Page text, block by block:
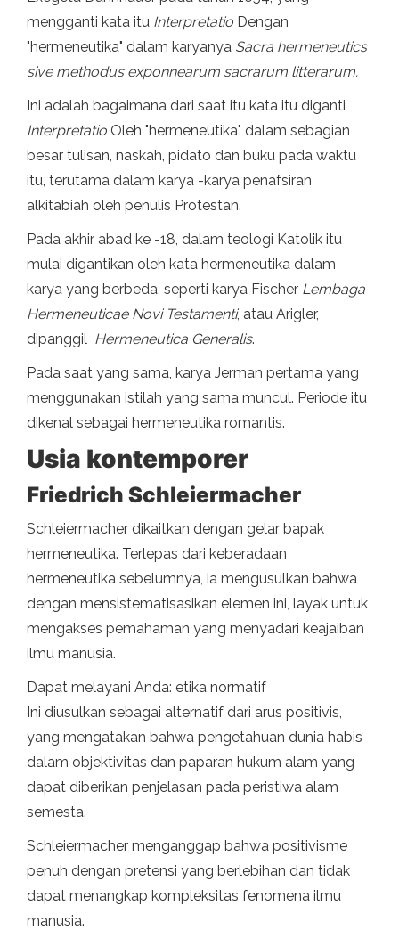
mengganti kata itu Interpretatio Dengan
"hermeneutika" dalam karyanya Sacra hermeneutics
sive methodus exponnearum sacrarum litterarum.
Ini adalah bagaimana dari saat itu kata itu diganti
Interpretatio Oleh "hermeneutika" dalam sebagian
besar tulisan, naskah, pidato dan buku pada waktu
itu, terutama dalam karya -karya penafsiran
alkitabiah oleh penulis Protestan.
Pada akhir abad ke -18, dalam teologi Katolik itu
mulai digantikan oleh kata hermeneutika dalam
karya yang berbeda, seperti karya Fischer Lembaga
Hermeneuticae Novi Testamenti, atau Arigler,
dipanggil Hermeneutica Generalis.
Pada saat yang sama, karya Jerman pertama yang
menggunakan istilah yang sama muncul. Periode itu
dikenal sebagai hermeneutika romantis.
Usia kontemporer
Friedrich Schleiermacher
Schleiermacher dikaitkan dengan gelar bapak
hermeneutika. Terlepas dari keberadaan
hermeneutika sebelumnya, ia mengusulkan bahwa
dengan mensistematisasikan elemen ini, layak untuk
mengakses pemahaman yang menyadari keajaiban
ilmu manusia.
Dapat melayani Anda: etika normatif
Ini diusulkan sebagai alternatif dari arus positivis,
yang mengatakan bahwa pengetahuan dunia habis
dalam objektivitas dan paparan hukum alam yang
dapat diberikan penjelasan pada peristiwa alam
semesta.
Schleiermacher menganggap bahwa positivisme
penuh dengan pretensi yang berlebihan dan tidak
dapat menangkap kompleksitas fenomena ilmu
manusia.